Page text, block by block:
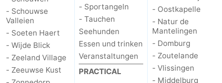
- Schouwse
Valleien
- Soeten Haert
- Wijde Blick
- Zeeland Village
- Zeeuwse Kust
- Sportangeln
- Tauchen
Seehunden
Essen und trinken
Veranstaltungen
PRACTICAL
- Oostkapelle
- Natur de
Mantelingen
- Domburg
- Zoutelande
- Vlissingen
- Middelburg